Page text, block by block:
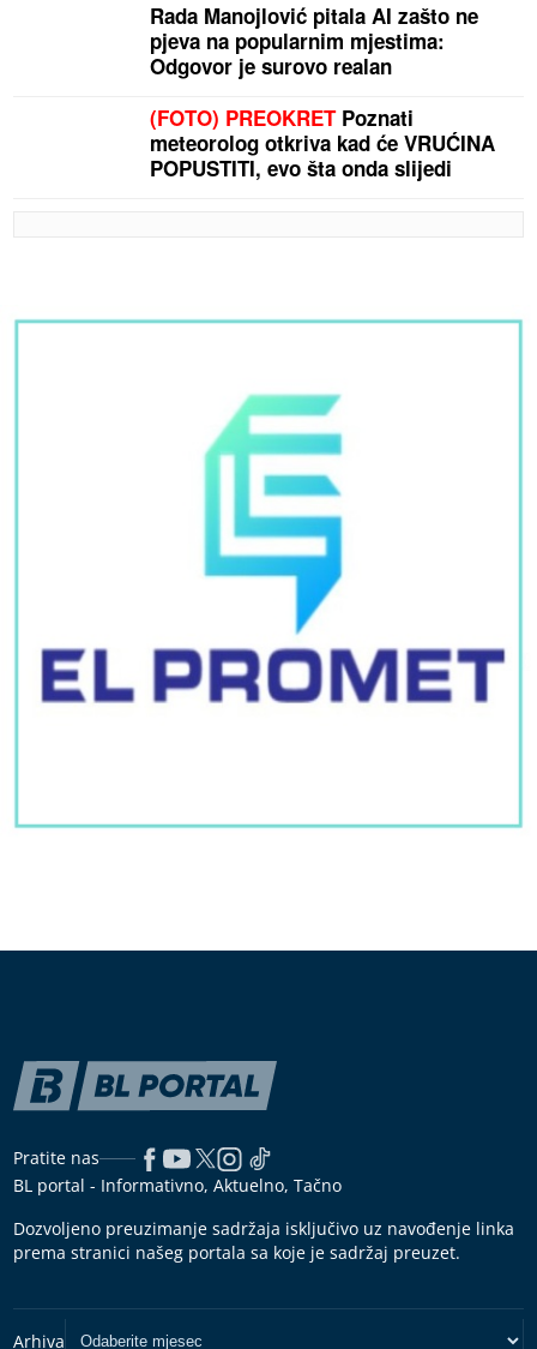
Rada Manojlović pitala AI zašto ne
pjeva na popularnim mjestima:
Odgovor je surovo realan
(FOTO) PREOKRETPoznati
meteorolog otkriva kad će VRUĆINA
POPUSTITI, evo šta onda slijedi
Pratite nas
BL portal - Informativno, Aktuelno, Tačno
Dozvoljeno preuzimanje sadržaja isključivo uz navođenje linka
prema stranici našeg portala sa koje je sadržaj preuzet.